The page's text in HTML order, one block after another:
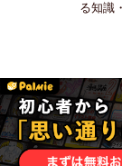
る知識